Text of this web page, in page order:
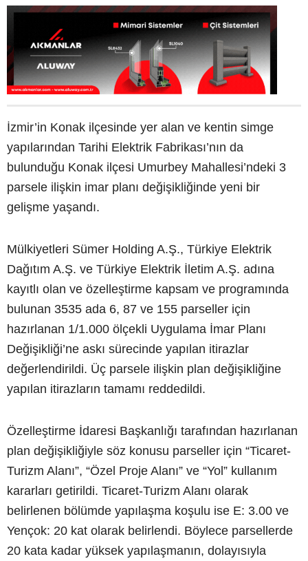
İzmir’in Konak ilçesinde yer alan ve kentin simge
yapılarından Tarihi Elektrik Fabrikası’nın da
bulunduğu Konak ilçesi Umurbey Mahallesi’ndeki 3
parsele ilişkin imar planı değişikliğinde yeni bir
gelişme yaşandı.
Mülkiyetleri Sümer Holding A.Ş., Türkiye Elektrik
Dağıtım A.Ş. ve Türkiye Elektrik İletim A.Ş. adına
kayıtlı olan ve özelleştirme kapsam ve programında
bulunan 3535 ada 6, 87 ve 155 parseller için
hazırlanan 1/1.000 ölçekli Uygulama İmar Planı
Değişikliği’ne askı sürecinde yapılan itirazlar
değerlendirildi. Üç parsele ilişkin plan değişikliğine
yapılan itirazların tamamı reddedildi.
Özelleştirme İdaresi Başkanlığı tarafından hazırlanan
plan değişikliğiyle söz konusu parseller için “Ticaret-
Turizm Alanı”, “Özel Proje Alanı” ve “Yol” kullanım
kararları getirildi. Ticaret-Turizm Alanı olarak
belirlenen bölümde yapılaşma koşulu ise E: 3.00 ve
Yençok: 20 kat olarak belirlendi. Böylece parsellerde
20 kata kadar yüksek yapılaşmanın, dolayısıyla